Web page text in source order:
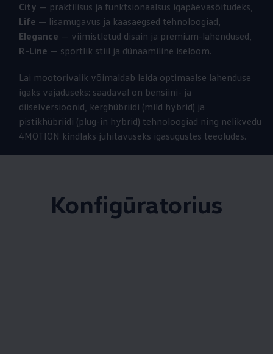
City — praktilisus ja funktsionaalsus igapäevasõitudeks,
Life — lisamugavus ja kaasaegsed tehnoloogiad,
Elegance — viimistletud disain ja premium-lahendused,
R-Line — sportlik stiil ja dünaamiline iseloom.
Lai mootorivalik võimaldab leida optimaalse lahenduse
igaks vajaduseks: saadaval on bensiini- ja
diiselversioonid, kerghübriidi (mild hybrid) ja
pistikhübriidi (plug-in hybrid) tehnoloogiad ning nelikvedu
4MOTION kindlaks juhitavuseks igasugustes teeoludes.
Konfigūratorius